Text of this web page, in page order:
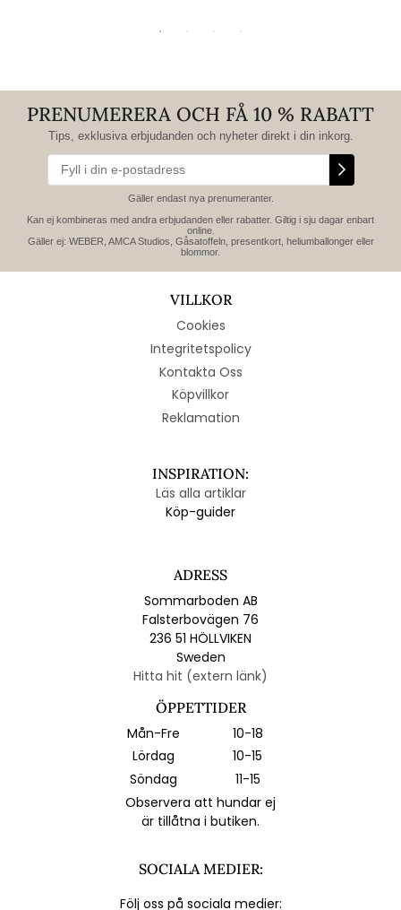
PRENUMERERA OCH FÅ 10 % RABATT
Tips, exklusiva erbjudanden och nyheter direkt i din inkorg.
Gäller endast nya prenumeranter.
Kan ej kombineras med andra erbjudanden eller rabatter. Giltig i sju dagar enbart
online.
Gäller ej: WEBER, AMCA Studios, Gåsatoffeln, presentkort, heliumballonger eller
blommor.
VILLKOR
Cookies
Integritetspolicy
Kontakta Oss
Köpvillkor
Reklamation
INSPIRATION:
Läs alla artiklar
Köp-guider
ADRESS
Sommarboden AB
Falsterbovägen 76
236 51 HÖLLVIKEN
Sweden
Hitta hit (extern länk)
ÖPPETTIDER
Mån-Fre
10-18
Lördag
10-15
Söndag
11-15
Observera att hundar ej
är tillåtna i butiken.
SOCIALA MEDIER:
Följ oss på sociala medier: